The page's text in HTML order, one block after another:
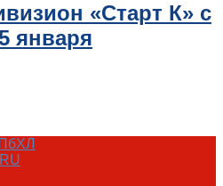
«Старт К» с
января